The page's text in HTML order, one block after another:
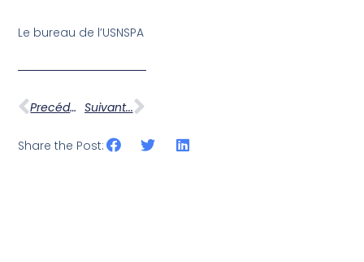
Le bureau de l’USNSPA
Precédent ... Suivant...
Share the Post: